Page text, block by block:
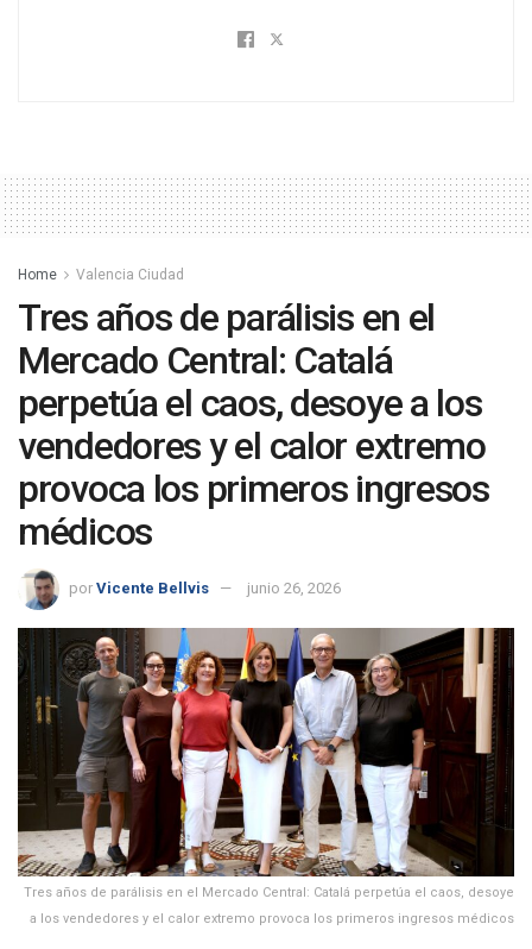
Home Valencia Ciudad
Tres años de parálisis en el
Mercado Central: Catalá
perpetúa el caos, desoye a los
vendedores y el calor extremo
provoca los primeros ingresos
médicos
por Vicente Bellvis junio 26, 2026
Tres años de parálisis en el Mercado Central: Catalá perpetúa el caos, desoye
a los vendedores y el calor extremo provoca los primeros ingresos médicos